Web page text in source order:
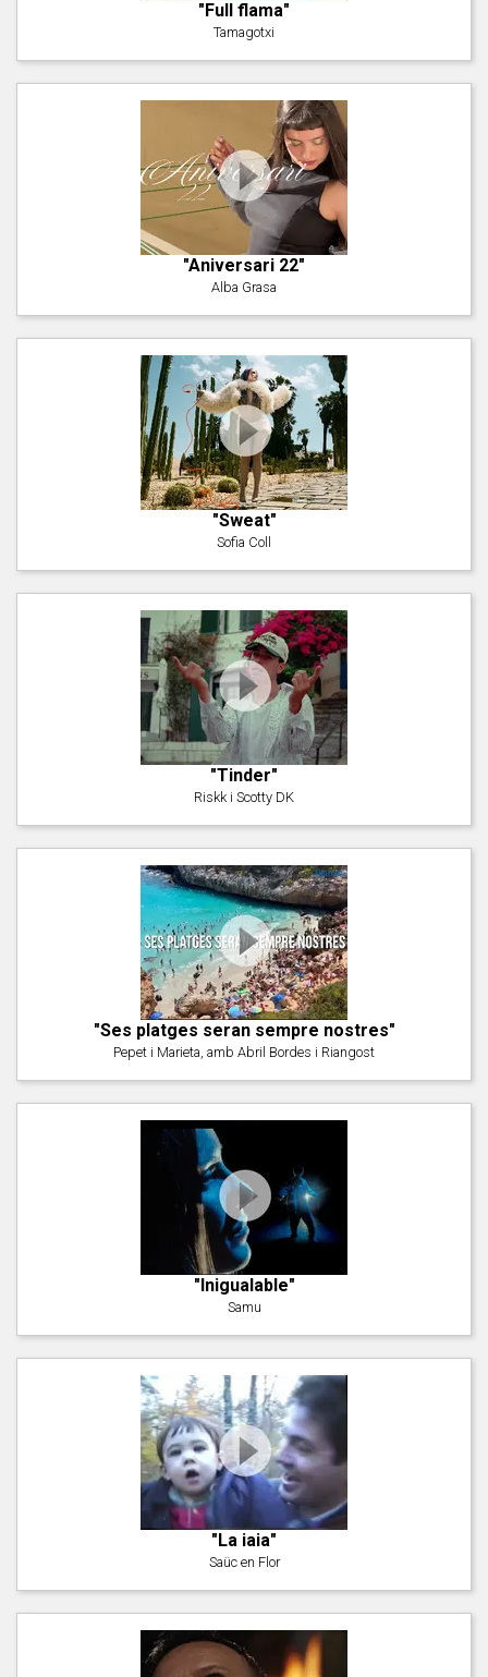
"Full flama"
Tamagotxi
"Aniversari 22"
Alba Grasa
"Sweat"
Sofia Coll
"Tinder"
Riskk i Scotty DK
"Ses platges seran sempre nostres"
Pepet i Marieta, amb Abril Bordes i Riangost
"Inigualable"
Samu
"La iaia"
Saüc en Flor